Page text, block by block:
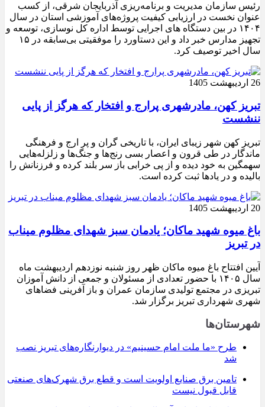
رئیس سازمان مدیریت و برنامه‌ریزی آذربایجان شرقی، از کسب
عنوان نخست در ارزیابی کیفیت پروژه‌های آموزشی استان در سال
۱۴۰۴ در بین دستگاه های اجرایی توسط اداره کل نوسازی، توسعه و
تجهیز مدارس خبر داد و این دستاورد را موفقیتی بی‌سابقه در ۱۵
سال اخیر توصیف کرد.
26 اردیبهشت 1405
تبریز کهن، مادرشهری پرارج و افتخار که هرگز از پایی
ننشست
تبریز کهن شهر زیبای ایران، با تاریخی گران و پر ارج و فرهنگی
ماندگار در طی قرون و اعصار بسی رنج‌ها و جنگ‌ها و زلزله‌هایی
سهمگین به خود دیده و از پی خرابی باز سر بلند کرده و فرزنانش را
بالیده و در یادها ثبت کرده است.
20 اردیبهشت 1405
باغ میوه شهید ماکان؛ یادمان سبز شهدای مظلوم میناب
در تبریز
آیین افتتاح باغ میوه ماکان ظهر روز شنبه نوزدهم اردیبهشت ماه
سال ۱۴۰۵ با حضور تعدادی از مسئولان و جمعی از دانش آموزان
تبریزی در مجتمع تولیدی سازمان عمران و باز آفرینی فضاهای
شهری شهرداری تبریز برگزار شد.
شهرستان‌ها
طرح «ما ملت امام حسینیم» در دیوارنگاره‌های تبریز نصب
شد
تامین برق صنایع اولویت است و قطع برق شهرک‌های صنعتی
قابل قبول نیست